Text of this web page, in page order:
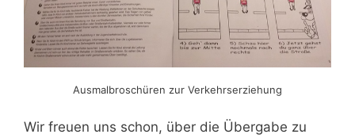
Ausmalbroschüren zur Verkehrserziehung
Wir freuen uns schon, über die Übergabe zu